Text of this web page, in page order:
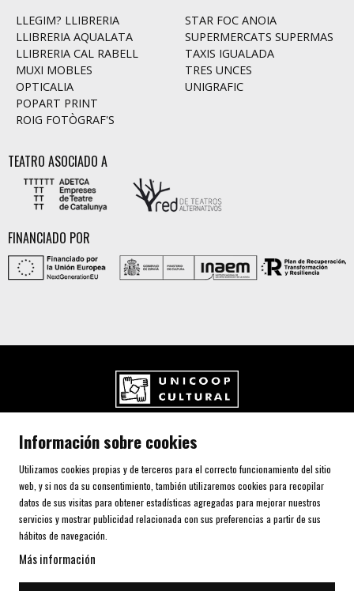
LLEGIM? LLIBRERIA
LLIBRERIA AQUALATA
LLIBRERIA CAL RABELL
MUXI MOBLES
OPTICALIA
POPART PRINT
ROIG FOTÒGRAF'S
STAR FOC ANOIA
SUPERMERCATS SUPERMAS
TAXIS IGUALADA
TRES UNCES
UNIGRAFIC
TEATRO ASOCIADO A
FINANCIADO POR
Carrer de l'Aurora, 80 (Plaça de Cal Font)
Telf. 93 805 00 75
AVISO LEGAL Y POLÍTICA DE PRIVACIDAD
Información sobre cookies
Utilizamos cookies propias y de terceros para el correcto funcionamiento del sitio
web, y si nos da su consentimiento, también utilizaremos cookies para recopilar
datos de sus visitas para obtener estadísticas agregadas para mejorar nuestros
servicios y mostrar publicidad relacionada con sus preferencias a partir de sus
hábitos de navegación.
Más información